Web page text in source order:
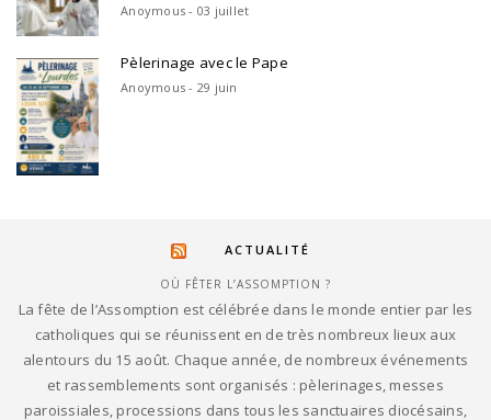
Anoymous - 03 juillet
Pèlerinage avec le Pape
Anoymous - 29 juin
ACTUALITÉ
OÙ FÊTER L’ASSOMPTION ?
La fête de l’Assomption est célébrée dans le monde entier par les
catholiques qui se réunissent en de très nombreux lieux aux
alentours du 15 août. Chaque année, de nombreux événements
et rassemblements sont organisés : pèlerinages, messes
paroissiales, processions dans tous les sanctuaires diocésains,